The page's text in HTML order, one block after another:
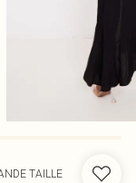
TAILLE